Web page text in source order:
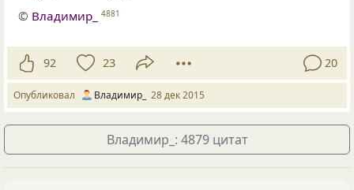
© Владимир_ 4881
92 23 20
Опубликовал Владимир_ 28 дек 2015
Владимир_: 4879 цитат